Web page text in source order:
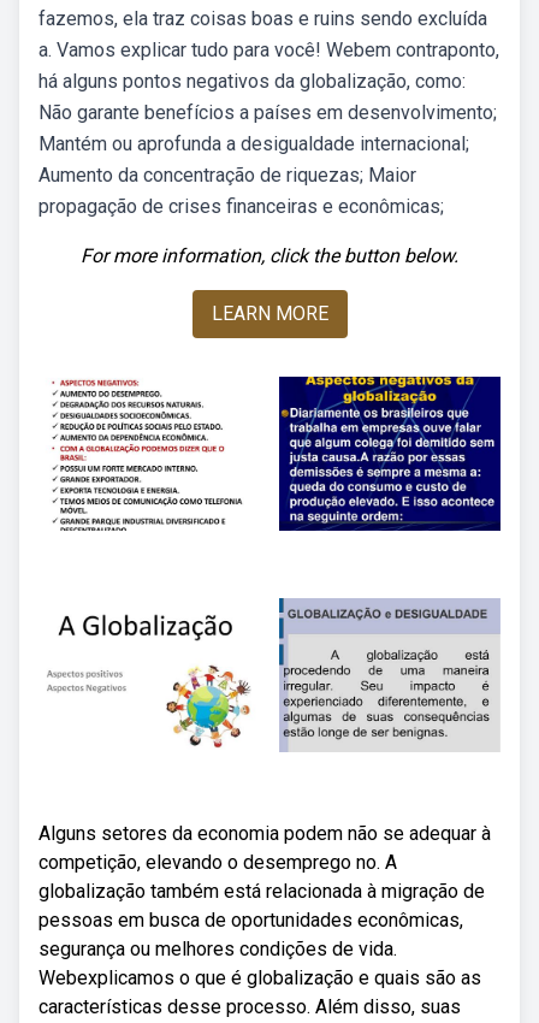
fazemos, ela traz coisas boas e ruins sendo excluída
a. Vamos explicar tudo para você! Webem contraponto,
há alguns pontos negativos da globalização, como:
Não garante benefícios a países em desenvolvimento;
Mantém ou aprofunda a desigualdade internacional;
Aumento da concentração de riquezas; Maior
propagação de crises financeiras e econômicas;
For more information, click the button below.
LEARN MORE
Alguns setores da economia podem não se adequar à
competição, elevando o desemprego no. A
globalização também está relacionada à migração de
pessoas em busca de oportunidades econômicas,
segurança ou melhores condições de vida.
Webexplicamos o que é globalização e quais são as
características desse processo. Além disso, suas